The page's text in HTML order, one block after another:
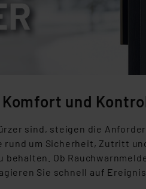
und
sind, steigen die
um Sicherheit, Zutritt
Ob
Sie schnell auf